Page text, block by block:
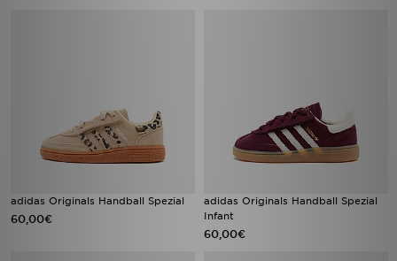
adidas Originals Handball Spezial
60,00€
adidas Originals Handball Spezial
Infant
60,00€